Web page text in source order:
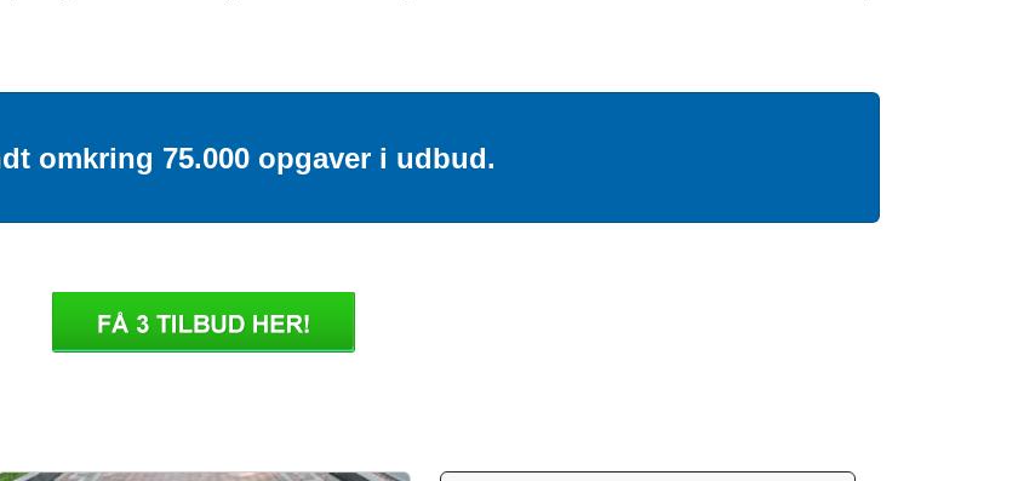
omkring 75.000 opgaver i udbud.